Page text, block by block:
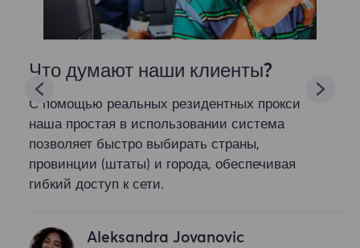
Что думают наши клиенты?
С помощью реальных резидентных прокси
наша простая в использовании система
позволяет быстро выбирать страны,
провинции (штаты) и города, обеспечивая
гибкий доступ к сети.
Aleksandra Jovanovic